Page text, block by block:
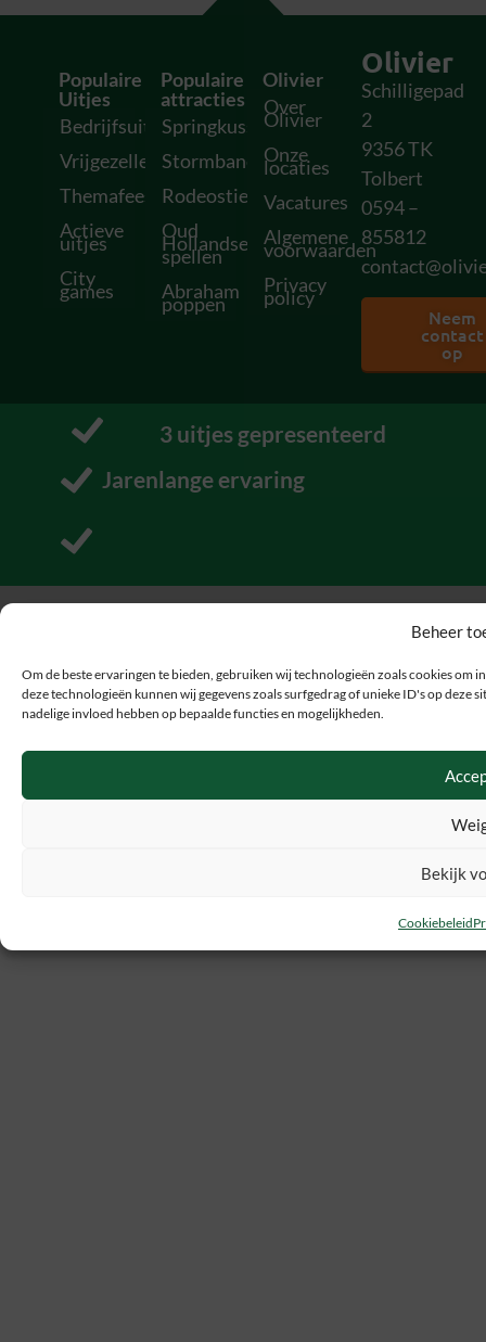
Beheer
Om de beste ervaringen te bieden, gebruiken wij technologieën zoals cookies om
deze technologieën kunnen wij gegevens zoals surfgedrag of unieke ID's op deze
nadelige invloed hebben op bepaalde functies en mogelijkheden.
Bekijk
Cookiebeleid
Populaire
Uitjes
Bedrijfsuitjes
Vrijgezellenfeesten
Themafeesten
Actieve
uitjes
City
games
Populaire
attracties
Springkussens
Stormbanen
Rodeostieren
Oud
Hollandse
spellen
Abraham
poppen
Olivier
Over
Olivier
Onze
locaties
Vacatures
Algemene
voorwaarden
Privacy
policy
Olivier
Schilligepad
2
9356 TK
Tolbert
0594 –
855812
Neem
contact
op
10 uitjes gepresenteerd
Jarenlange ervaring